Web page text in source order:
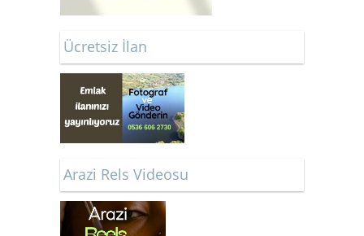
Ücretsiz İlan
Arazi Rels Videosu